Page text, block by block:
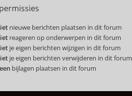
nieuwe berichten plaatsen in dit forum
reageren op onderwerpen in dit forum
je eigen berichten wijzigen in dit forum
je eigen berichten verwijderen in dit forum
bijlagen plaatsen in dit forum